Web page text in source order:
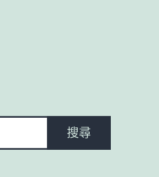
搜尋